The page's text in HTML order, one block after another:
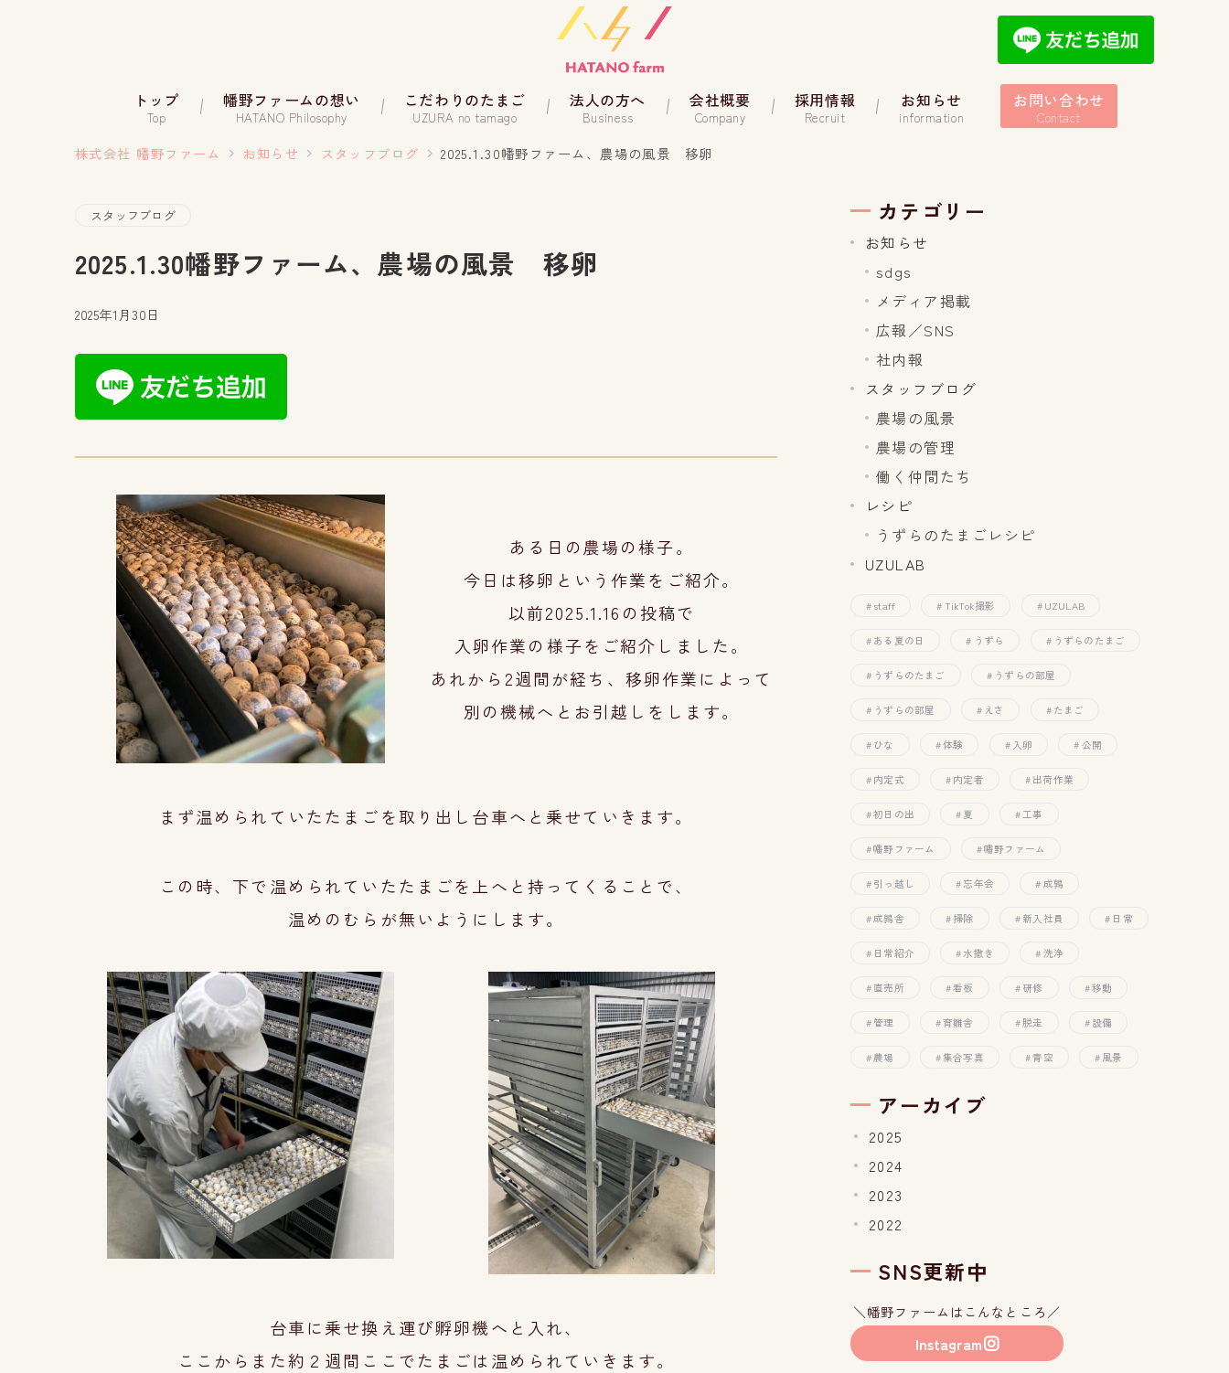
トップ
Top
幡野ファームの想い
HATANO Philosophy
こだわりのたまご
UZURA no tamago
法人の方へ
Business
会社概要
Company
採用情報
Recruit
お知らせ
information
お問い合わせ
Contact
株式会社 幡野ファーム お知らせ スタッフブログ 2025.1.30幡野ファーム、農場の風景 移卵
スタッフブログ
2025.1.30幡野ファーム、農場の風景 移卵
2025年1月30日
ある日の農場の様子。
今日は移卵という作業をご紹介。
以前2025.1.16の投稿で
入卵作業の様子をご紹介しました。
あれから2週間が経ち、移卵作業によって
別の機械へとお引越しをします。
まず温められていたたまごを取り出し台車へと乗せていきます。
この時、下で温められていたたまごを上へと持ってくることで、
温めのむらが無いようにします。
台車に乗せ換え運び孵卵機へと入れ、
ここからまた約２週間ここでたまごは温められていきます。
カテゴリー
お知らせ
sdgs
メディア掲載
広報／SNS
社内報
スタッフブログ
農場の風景
農場の管理
働く仲間たち
レシピ
うずらのたまごレシピ
UZULAB
staff TikTok撮影 UZULAB
ある夏の日 うずら うずらのたまご
うずらのたまご うずらの部屋
うずらの部屋 えさ たまご
ひな 体験 入卵 公開
内定式 内定者 出荷作業
初日の出 夏 工事
幡野ファーム 幡野ファーム
引っ越し 忘年会 成鶉
成鶉舎 掃除 新入社員 日常
日常紹介 水撒き 洗浄
直売所 看板 研修 移動
管理 育雛舎 脱走 設備
農場 集合写真 青空 風景
アーカイブ
2025
2024
2023
2022
SNS更新中
＼幡野ファームはこんなところ／
Instagram